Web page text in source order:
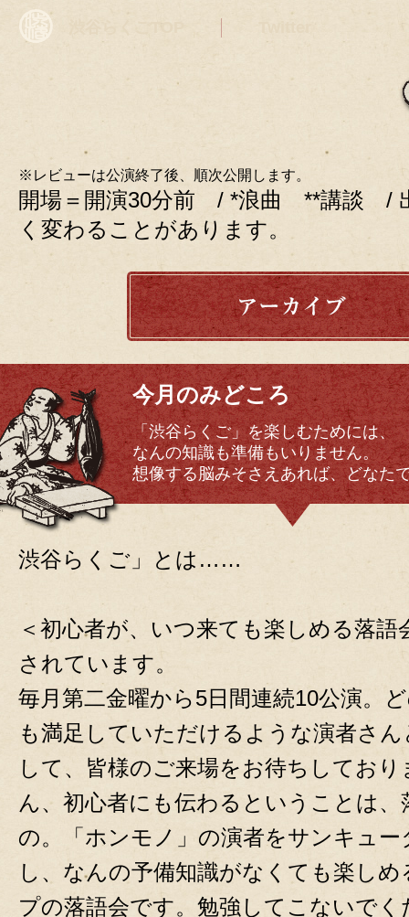
※レビューは公演終了後、順次公開します。
開場＝開演30分前 / *浪曲 **講談 /
く変わることがあります。
今月のみどころ
「渋谷らくご」を楽しむためには、
なんの知識も準備もいりません。
想像する脳みそさえあれば、どなた
渋谷らくご」とは……
＜初心者が、いつ来ても楽しめる落語
されています。
毎月第二金曜から5日間連続10公演。
も満足していただけるような演者さ
して、皆様のご来場をお待ちしてお
ん、初心者にも伝わるということは、
の。「ホンモノ」の演者をサンキュー
し、なんの予備知識がなくても楽し
プの落語会です。勉強してこないでく